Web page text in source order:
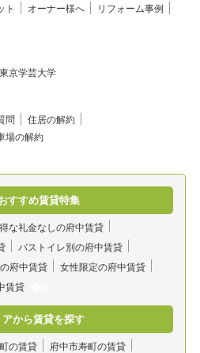
ト オーナー様へ
リフォーム事例
東京学芸大学
問
住居の解約
場の解約
すすめ賃貸特集
な礼金なしの府中賃貸
バストイレ別の府中賃貸
府中賃貸
女性限定の府中賃貸
賃貸
アから賃貸を探す
の賃貸
府中市寿町の賃貸